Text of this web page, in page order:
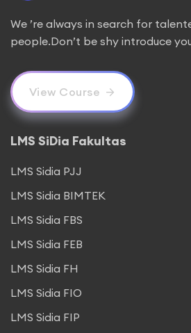
We ’re always in search for
people.Don’t be shy introduce
View Course
LMS SiDia Fakultas
LMS Sidia PJJ
LMS Sidia BIMTEK
LMS Sidia FBS
LMS Sidia FEB
LMS Sidia FH
LMS Sidia FIO
LMS Sidia FIP